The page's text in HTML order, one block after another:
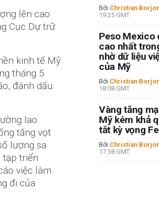
lên cao
Cục Dự trữ
kinh tế Mỹ
tháng 5
đánh dấu
lao
tăng vọt
lượng sa
tạp triển
việc làm
đi của
Bởi Christian
19:25 GMT
Peso Mexico
cao nhất
nhờ dữ liệu
của Mỹ
Bởi Christian
18:08 GMT
Vàng tăng
Mỹ kém khả
tắt kỳ vọng
Bởi Christian
17:38 GMT